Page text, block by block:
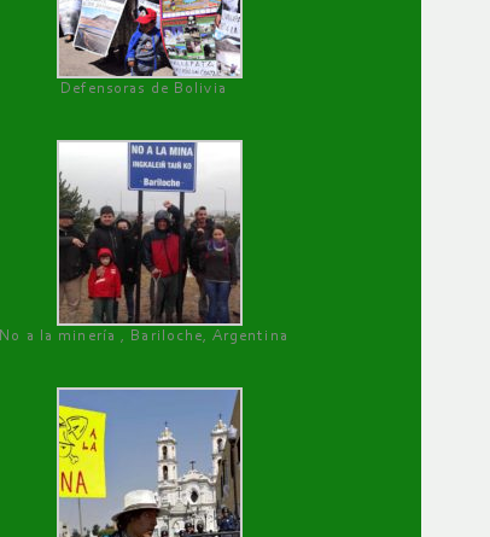
Defensoras de Bolivia
No a la minería , Bariloche, Argentina